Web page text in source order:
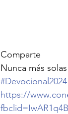
Comparte
Nunca más
#Devocional2024
https://